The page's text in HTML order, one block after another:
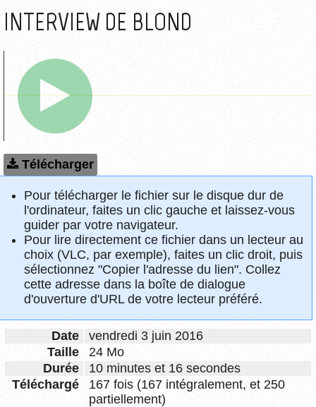
INTERVIEW DE BLOND
Télécharger
Pour télécharger le fichier sur le disque dur de
l'ordinateur, faites un clic gauche et laissez-vous
guider par votre navigateur.
Pour lire directement ce fichier dans un lecteur au
choix (VLC, par exemple), faites un clic droit, puis
sélectionnez "Copier l'adresse du lien". Collez
cette adresse dans la boîte de dialogue
d'ouverture d'URL de votre lecteur préféré.
Date
vendredi 3 juin 2016
Taille
24 Mo
Durée
10 minutes et 16 secondes
Téléchargé
167 fois (167 intégralement, et 250
partiellement)